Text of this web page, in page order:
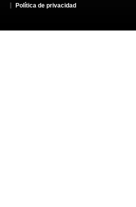
Política de privacidad